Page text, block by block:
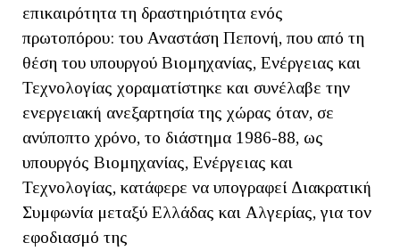
επικαιρότητα τη δραστηριότητα ενός
πρωτοπόρου: του Αναστάση Πεπονή, που από τη
θέση του υπουργού Βιομηχανίας, Ενέργειας και
Τεχνολογίας χοραματίστηκε και συνέλαβε την
ενεργειακή ανεξαρτησία της χώρας όταν, σε
ανύποπτο χρόνο, το διάστημα 1986-88, ως
υπουργός Βιομηχανίας, Ενέργειας και
Τεχνολογίας, κατάφερε να υπογραφεί Διακρατική
Συμφωνία μεταξύ Ελλάδας και Αλγερίας, για τον
εφοδιασμό της